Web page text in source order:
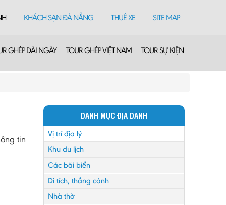
KHÁCH SẠN ĐÀ NẴNG THUÊ XE SITE MAP
GHÉP DÀI NGÀY TOUR GHÉP VIỆT NAM TOUR SỰ KIỆN
tin
DANH MỤC ĐỊA DANH
Vị trí địa lý
Khu du lịch
Các bãi biển
Di tích, thắng cảnh
Nhà thờ